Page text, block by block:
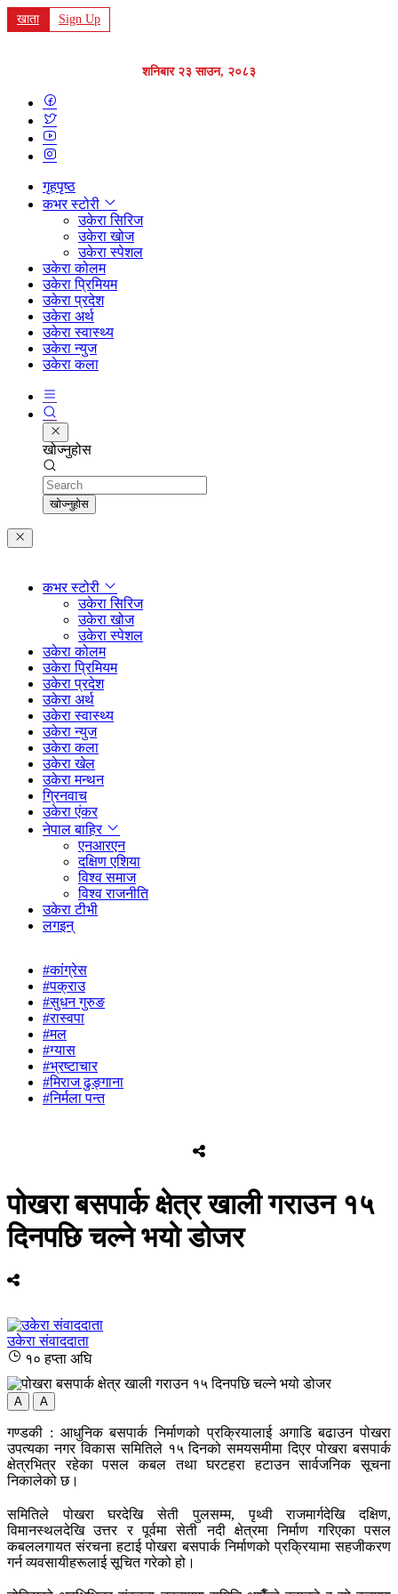
खाता Sign Up
शनिबार २३ साउन, २०८३
गृहपृष्ठ
कभर स्टोरी
उकेरा सिरिज
उकेरा खोज
उकेरा स्पेशल
उकेरा कोलम
उकेरा प्रिमियम
उकेरा प्रदेश
उकेरा अर्थ
उकेरा स्वास्थ्य
उकेरा न्युज
उकेरा कला
खोज्नुहोस
Search
खोज्नुहोस
कभर स्टोरी
उकेरा सिरिज
उकेरा खोज
उकेरा स्पेशल
उकेरा कोलम
उकेरा प्रिमियम
उकेरा प्रदेश
उकेरा अर्थ
उकेरा स्वास्थ्य
उकेरा न्युज
उकेरा कला
उकेरा खेल
उकेरा मन्थन
ग्रिनवाच
उकेरा एंकर
नेपाल बाहिर
एनआरएन
दक्षिण एशिया
विश्व समाज
विश्व राजनीति
उकेरा टीभी
लगइन्
#कांग्रेस
#पक्राउ
#सुधन गुरुङ
#रास्वपा
#मल
#ग्यास
#भ्रष्टाचार
#मिराज ढुङ्गाना
#निर्मला पन्त
पोखरा बसपार्क क्षेत्र खाली गराउन १५
दिनपछि चल्ने भयो डोजर
उकेरा संवाददाता
१० हप्ता अघि
A A
गण्डकी : आधुनिक बसपार्क निर्माणको प्रक्रियालाई अगाडि बढाउन पोखरा
उपत्यका नगर विकास समितिले १५ दिनको समयसमीमा दिएर पोखरा बसपार्क
क्षेत्रभित्र रहेका पसल कबल तथा घरटहरा हटाउन सार्वजनिक सूचना
निकालेको छ।
समितिले पोखरा घरदेखि सेती पुलसम्म, पृथ्वी राजमार्गदेखि दक्षिण,
विमानस्थलदेखि उत्तर र पूर्वमा सेती नदी क्षेत्रमा निर्माण गरिएका पसल
कबललगायत संरचना हटाई पोखरा बसपार्क निर्माणको प्रक्रियामा सहजीकरण
गर्न व्यवसायीहरूलाई सूचित गरेको हो।